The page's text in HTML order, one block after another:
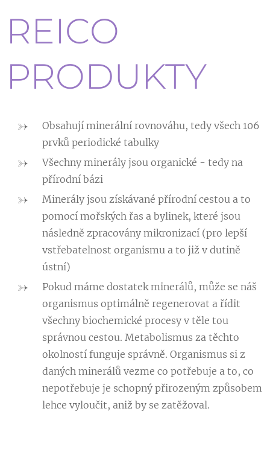
REICO
PRODUKTY
Obsahují minerální rovnováhu, tedy všech 106
prvků periodické tabulky
Všechny minerály jsou organické - tedy na
přírodní bázi
Minerály jsou získávané přírodní cestou a to
pomocí mořských řas a bylinek, které jsou
následně zpracovány mikronizací (pro lepší
vstřebatelnost organismu a to již v dutině
ústní)
Pokud máme dostatek minerálů, může se náš
organismus optimálně regenerovat a řídit
všechny biochemické procesy v těle tou
správnou cestou. Metabolismus za těchto
okolností funguje správně. Organismus si z
daných minerálů vezme co potřebuje a to, co
nepotřebuje je schopný přirozeným způsobem
lehce vyloučit, aniž by se zatěžoval.